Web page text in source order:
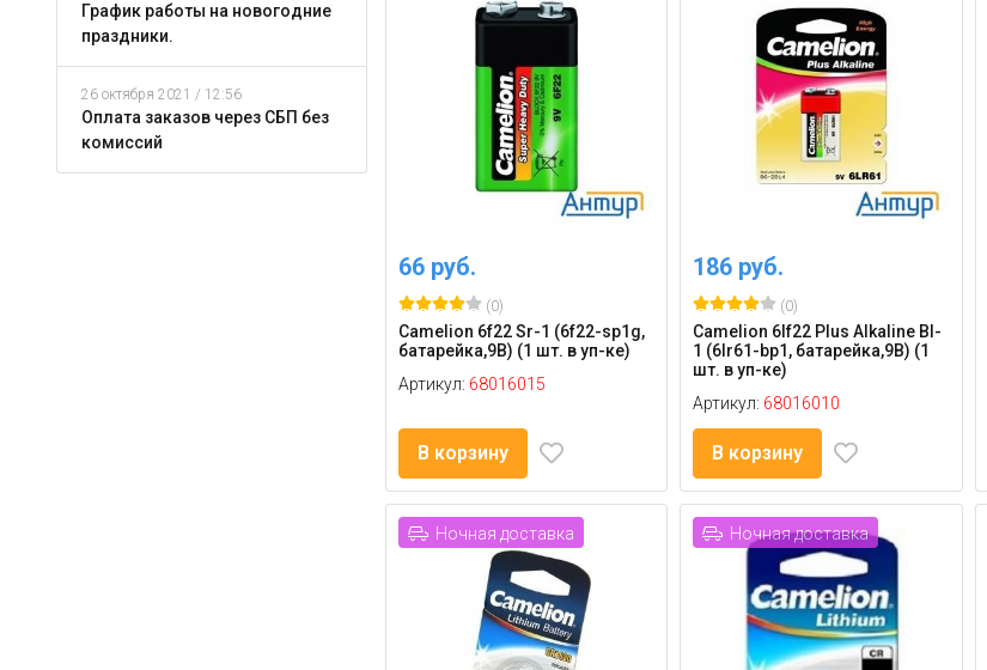
График работы на новогодние
праздники.
26 октября 2021 / 12:56
Оплата заказов через СБП без
комиссий
66 руб.
(0)
Camelion 6f22 Sr-1 (6f22-sp1g,
батарейка,9В) (1 шт. в уп-ке)
Артикул: 68016015
В корзину
186 руб.
(0)
Camelion 6lf22 Plus Alkaline Bl-
1 (6lr61-bp1, батарейка,9В) (1
шт. в уп-ке)
Артикул: 68016010
В корзину
Ночная доставка Ночная доставка